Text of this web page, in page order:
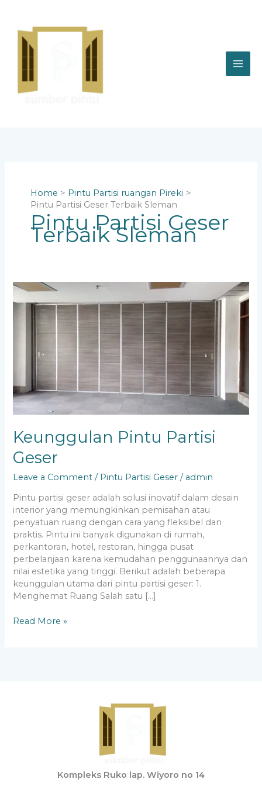
content
Home
Pintu Partisi ruangan Pireki
Pintu Partisi Geser Terbaik Sleman
Pintu Partisi Geser
Terbaik Sleman
Keunggulan Pintu Partisi
Geser
Leave a Comment / Pintu Partisi Geser / admin
Pintu partisi geser adalah solusi inovatif dalam desain
interior yang memungkinkan pemisahan atau
penyatuan ruang dengan cara yang fleksibel dan
praktis. Pintu ini banyak digunakan di rumah,
perkantoran, hotel, restoran, hingga pusat
perbelanjaan karena kemudahan penggunaannya dan
nilai estetika yang tinggi. Berikut adalah beberapa
keunggulan utama dari pintu partisi geser: 1.
Menghemat Ruang Salah satu […]
Keunggulan
Pintu
Partisi
Read More »
Kompleks Ruko lap. Wiyoro no 14